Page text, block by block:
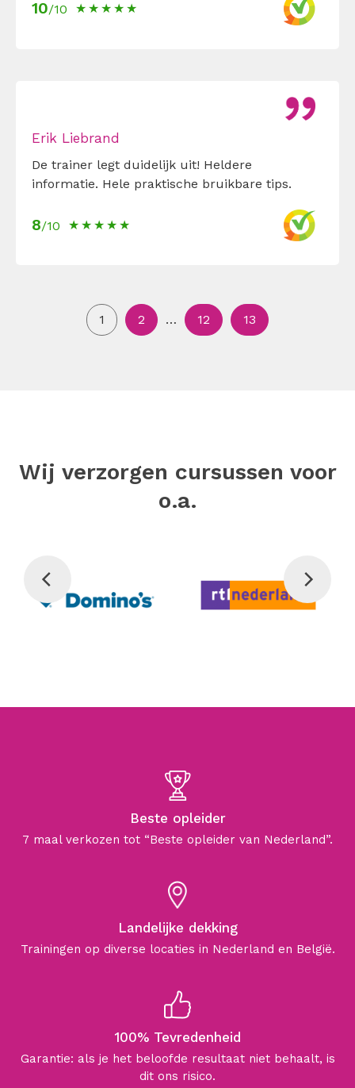
10/10
Erik Liebrand
De trainer legt duidelijk uit! Heldere
informatie. Hele praktische bruikbare tips.
8/10
1 2 … 12 13
Wij verzorgen cursussen voor
o.a.
Beste opleider
7 maal verkozen tot “Beste opleider van Nederland”.
Landelijke dekking
Trainingen op diverse locaties in Nederland en België.
100% Tevredenheid
Garantie: als je het beloofde resultaat niet behaalt, is
dit ons risico.